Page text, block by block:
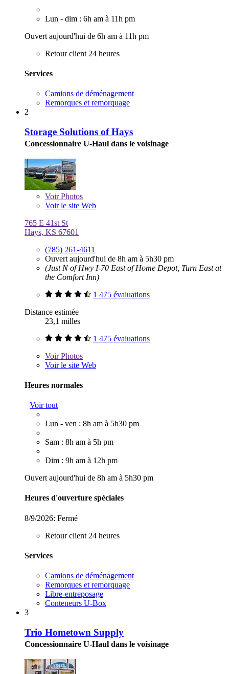
Lun - dim : 6h am à 11h pm
Ouvert aujourd'hui de 6h am à 11h pm
Retour client 24 heures
Services
Camions de déménagement
Remorques et remorquage
2
Storage Solutions of Hays
Concessionnaire U-Haul dans le voisinage
VoirPhotos
Voir le site Web
765 E 41st St
Hays, KS 67601
(785) 261-4611
Ouvert aujourd'hui de 8h am à 5h30 pm
(Just N of Hwy I-70 East of Home Depot, Turn East at
the Comfort Inn)
1 475 évaluations
Distance estimée
23,1 milles
1 475 évaluations
VoirPhotos
Voir le site Web
Heures normales
Voir tout
Lun - ven : 8h am à 5h30 pm
Sam : 8h am à 5h pm
Dim : 9h am à 12h pm
Ouvert aujourd'hui de 8h am à 5h30 pm
Heures d'ouverture spéciales
8/9/2026: Fermé
Retour client 24 heures
Services
Camions de déménagement
Remorques et remorquage
Libre-entreposage
Conteneurs U-Box
3
Trio Hometown Supply
Concessionnaire U-Haul dans le voisinage